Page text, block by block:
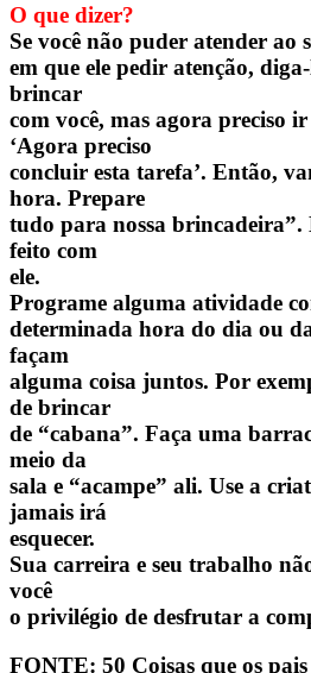
O que dizer?
Se você não puder atender ao
em que ele pedir atenção,
brincar
com você, mas agora preciso
‘Agora preciso
concluir esta tarefa’. Então,
hora. Prepare
tudo para nossa
feito com
ele.
Programe alguma atividade
determinada hora do dia ou
façam
alguma coisa juntos. Por
de brincar
de “cabana”. Faça uma
meio da
sala e “acampe” ali. Use a
jamais irá
esquecer.
Sua carreira e seu trabalho
você
o privilégio de desfrutar a
FONTE: 50 Coisas que os